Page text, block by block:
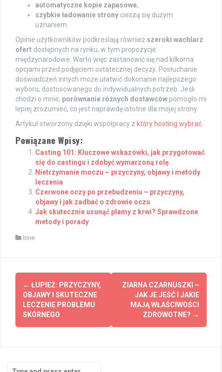
automatyczne kopie zapasowe,
szybkie ładowanie strony cieszą się dużym
uznaniem.
Opinie użytkowników podkreślają również szeroki wachlarz
ofert dostępnych na rynku, w tym propozycje
międzynarodowe. Warto więc zastanowić się nad kilkoma
opcjami przed podjęciem ostatecznej decyzji. Posłuchanie
doświadczeń innych może ułatwić dokonanie najlepszego
wyboru, dostosowanego do indywidualnych potrzeb. Jeśli
chodzi o mnie, porównanie różnych dostawców pomogło mi
lepiej zrozumieć, co jest naprawdę istotne dla mojej strony.
Artykuł stworzony dzięki współpracy z który hosting wybrać
Powiązane Wpisy:
Casting 101: Kluczowe wskazówki, jak przygotować
się do castingu i zdobyć wymarzoną rolę
Nietrzymanie moczu – przyczyny, objawy i metody
leczenia
Czerwone oczy po przebudzeniu – przyczyny,
objawy i jak zadbać o zdrowie oczu
Jak skutecznie usunąć plamy z krwi? Sprawdzone
metody i porady
Inne
Post
navigation
← ŁUPIEŻ: PRZYCZYNY,
OBJAWY I SKUTECZNE
LECZENIE PROBLEMU
SKÓRNEGO
ZIARNA CZARNUSZKI –
JAK JE JEŚĆ I JAKIE
MAJĄ WŁAŚCIWOŚCI
ZDROWOTNE? →